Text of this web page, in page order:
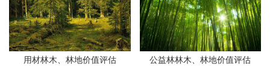
用材林木、林地价值评估 公益林林木、林地价值评估